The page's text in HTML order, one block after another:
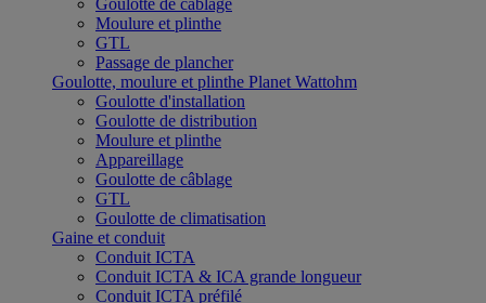
Goulotte de câblage
Moulure et plinthe
GTL
Passage de plancher
Goulotte, moulure et plinthe Planet Wattohm
Goulotte d'installation
Goulotte de distribution
Moulure et plinthe
Appareillage
Goulotte de câblage
GTL
Goulotte de climatisation
Gaine et conduit
Conduit ICTA
Conduit ICTA & ICA grande longueur
Conduit ICTA préfilé